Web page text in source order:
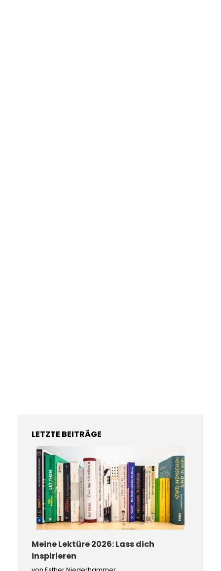
LETZTE BEITRÄGE
Meine Lektüre 2026: Lass dich
inspirieren